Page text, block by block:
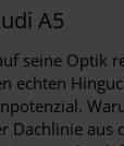
A5
seine Optik
echten
Dachlinie aus